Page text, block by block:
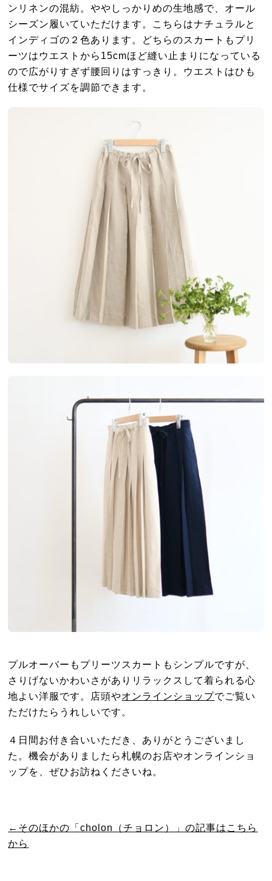
ンリネンの混紡。ややしっかりめの生地感で、オール
シーズン履いていただけます。こちらはナチュラルと
インディゴの２色あります。どちらのスカートもプリ
ーツはウエストから15cmほど縫い止まりになっている
ので広がりすぎず腰回りはすっきり。ウエストはひも
仕様でサイズを調節できます。
プルオーバーもプリーツスカートもシンプルですが、
さりげないかわいさがありリラックスして着られる心
地よい洋服です。店頭やオンラインショップでご覧い
ただけたらうれしいです。
４日間お付き合いいただき、ありがとうございまし
た。機会がありましたら札幌のお店やオンラインショ
ップを、ぜひお訪ねくださいね。
←そのほかの「cholon（チョロン）」の記事はこちら
から